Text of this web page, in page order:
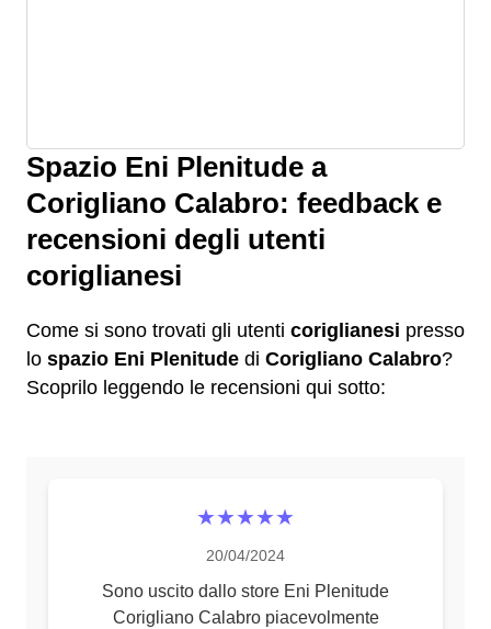
Spazio Eni Plenitude a
Corigliano Calabro: feedback e
recensioni degli utenti
coriglianesi
Come si sono trovati gli utenti coriglianesi presso
lo spazio Eni Plenitude di Corigliano Calabro?
Scoprilo leggendo le recensioni qui sotto:
★★★★★
20/04/2024
Sono uscito dallo store Eni Plenitude
Corigliano Calabro piacevolmente